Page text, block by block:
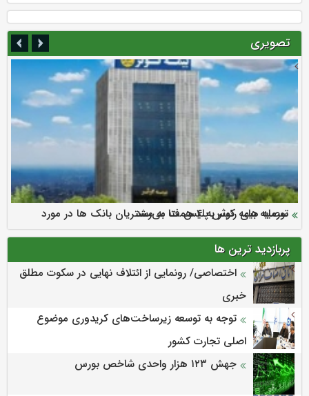
تصویری
ارزش سهام عدالت بالا رفت
سرمایه بیمه کوثر به ۴ همت می‌رسد
نود ثانیه با فولاد سنگان
تقدیر دبیرکل سندیکای بیمه گران ایران از اقدامات مدیرعامل بیمه
رازی
توصیه های رئیس پلیس فتا به مشتریان بانک ها در مورد
پیشگیری از سرقت های مجازی
پربازدید ترین ها
اختصاصی/ رونمایی از ائتلاف‌ نهایی در سکوت مطلق
خبری
توجه به توسعه زیرساخت‌های کریدوری موضوع
اصلی تجارت کشور
جهش ۱۲۳ هزار واحدی شاخص بورس